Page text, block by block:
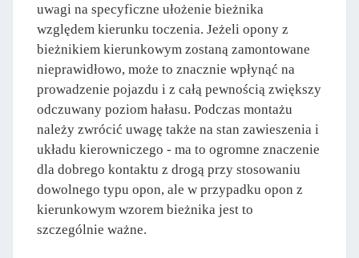
uwagi na specyficzne ułożenie bieżnika
względem kierunku toczenia. Jeżeli opony z
bieżnikiem kierunkowym zostaną zamontowane
nieprawidłowo, może to znacznie wpłynąć na
prowadzenie pojazdu i z całą pewnością zwiększy
odczuwany poziom hałasu. Podczas montażu
należy zwrócić uwagę także na stan zawieszenia i
układu kierowniczego - ma to ogromne znaczenie
dla dobrego kontaktu z drogą przy stosowaniu
dowolnego typu opon, ale w przypadku opon z
kierunkowym wzorem bieżnika jest to
szczególnie ważne.